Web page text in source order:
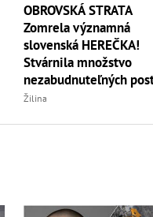
OBROVSKÁ STRATA
Zomrela významná
slovenská HEREČKA!
Stvárnila množstvo
nezabudnuteľných
Žilina